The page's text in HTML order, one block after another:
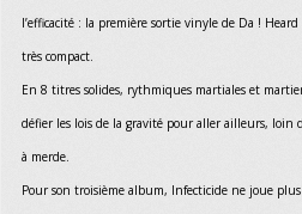
l’efficacité : la première sortie vinyle de Da !
très compact.
En 8 titres solides, rythmiques martiales et
défier les lois de la gravité pour aller ailleurs, loin
à merde.
Pour son troisième album, Infecticide ne joue